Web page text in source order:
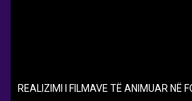
REALIZIMI I FILMAVE TË ANIMUAR NË